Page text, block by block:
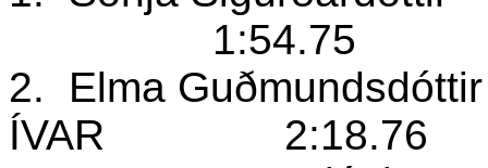
1:54.75
2.
Elma
ÍVAR
2:18.76